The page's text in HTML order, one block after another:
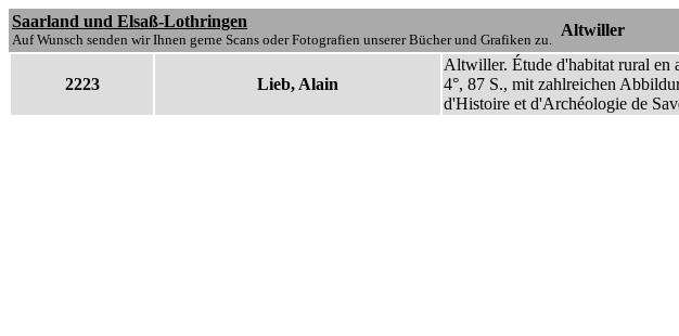
Saarland und Elsaß-Lothringen
Auf Wunsch senden wir Ihnen gerne Scans oder Fotografien unserer Bücher und Grafiken zu.
Altwiller
2223 Lieb, Alain
Altwiller. Étude d'habitat rural en
4°, 87 S., mit zahlreichen
d'Histoire et d'Archéologie de